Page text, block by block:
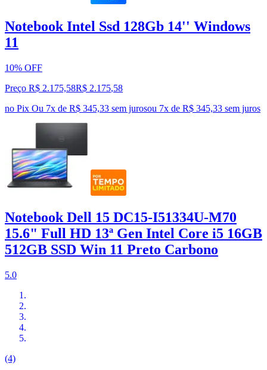
Notebook Intel Ssd 128Gb 14'' Windows
11
10% OFF
Preço R$ 2.175,58R$ 2.175,58
no Pix Ou 7x de R$ 345,33 sem jurosou 7x de R$ 345,33 sem juros
Notebook Dell 15 DC15-I51334U-M70
15.6" Full HD 13ª Gen Intel Core i5 16GB
512GB SSD Win 11 Preto Carbono
5.0
(4)